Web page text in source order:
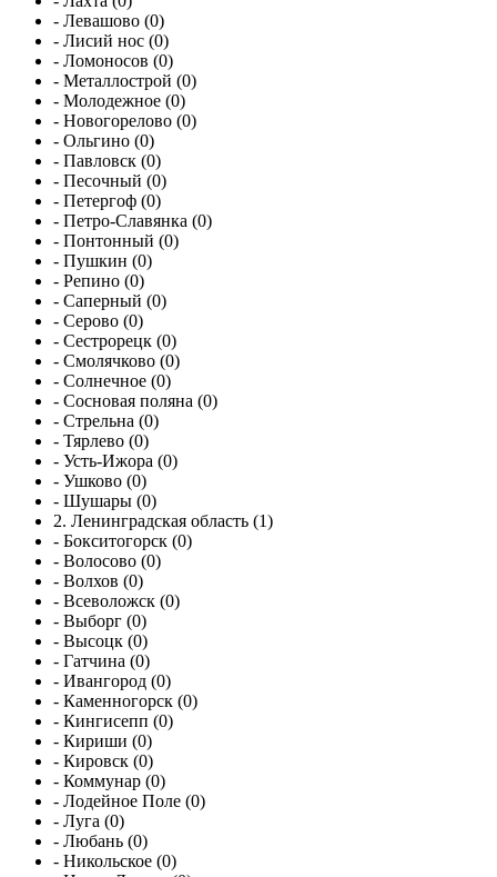
- Левашово (0)
- Лисий нос (0)
- Ломоносов (0)
- Металлострой (0)
- Молодежное (0)
- Новогорелово (0)
- Ольгино (0)
- Павловск (0)
- Песочный (0)
- Петергоф (0)
- Петро-Славянка (0)
- Понтонный (0)
- Пушкин (0)
- Репино (0)
- Саперный (0)
- Серово (0)
- Сестрорецк (0)
- Смолячково (0)
- Солнечное (0)
- Сосновая поляна (0)
- Стрельна (0)
- Тярлево (0)
- Усть-Ижора (0)
- Ушково (0)
- Шушары (0)
2. Ленинградская область (1)
- Бокситогорск (0)
- Волосово (0)
- Волхов (0)
- Всеволожск (0)
- Выборг (0)
- Высоцк (0)
- Гатчина (0)
- Ивангород (0)
- Каменногорск (0)
- Кингисепп (0)
- Кириши (0)
- Кировск (0)
- Коммунар (0)
- Лодейное Поле (0)
- Луга (0)
- Любань (0)
- Никольское (0)